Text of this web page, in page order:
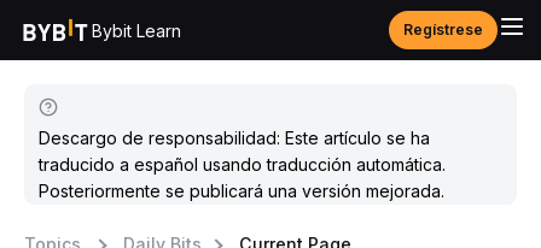
Bybit Learn Regístrese
Descargo de responsabilidad: Este artículo se ha
traducido a español usando traducción automática.
Posteriormente se publicará una versión mejorada.
Topics Daily Bits Current Page